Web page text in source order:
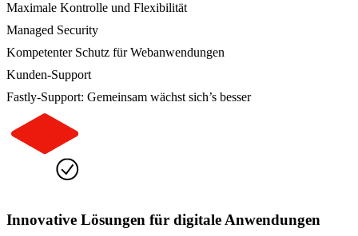
Maximale Kontrolle und Flexibilität
Managed Security
Kompetenter Schutz für Webanwendungen
Kunden-Support
Fastly-Support: Gemeinsam wächst sich’s besser
Innovative Lösungen für digitale Anwendungen